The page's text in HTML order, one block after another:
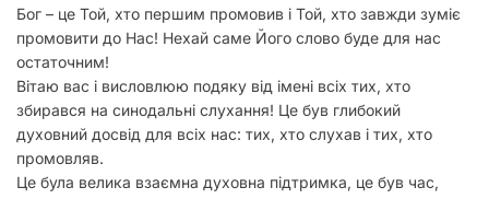
Бог – це Той, хто першим промовив і Той, хто завжди зуміє
промовити до Нас! Нехай саме Його слово буде для нас
остаточним!
Вітаю вас і висловлюю подяку від імені всіх тих, хто
збирався на синодальні слухання! Це був глибокий
духовний досвід для всіх нас: тих, хто слухав і тих, хто
промовляв.
Це була велика взаємна духовна підтримка, це був час,